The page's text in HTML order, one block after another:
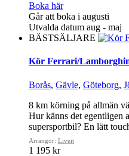
Boka här
Går att boka i augusti
Utvalda datum aug - maj
BÄSTSÄLJARE
Kör Ferrari/
Borås, Gävle, Göteborg,
8 km körning på allmän
Hur känns det egentligen
supersportbil? En lätt
Arrangör: Liveit
1 195 kr